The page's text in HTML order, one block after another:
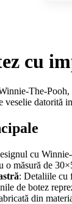
cu
The-Pooh,
veselie datorită
cu
o măsură de
: Detaliile cu
de botez
din